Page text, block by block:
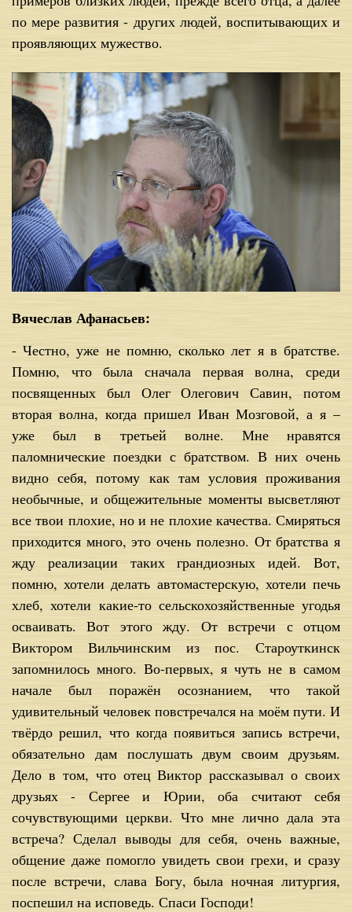
по мере развития - других людей, воспитывающих и
проявляющих мужество.
Вячеслав Афанасьев:
- Честно, уже не помню, сколько лет я в братстве.
Помню, что была сначала первая волна, среди
посвященных был Олег Олегович Савин, потом
вторая волна, когда пришел Иван Мозговой, а я –
уже был в третьей волне. Мне нравятся
паломнические поездки с братством. В них очень
видно себя, потому как там условия проживания
необычные, и общежительные моменты высветляют
все твои плохие, но и не плохие качества. Смиряться
приходится много, это очень полезно. От братства я
жду реализации таких грандиозных идей. Вот,
помню, хотели делать автомастерскую, хотели печь
хлеб, хотели какие-то сельскохозяйственные угодья
осваивать. Вот этого жду. От встречи с отцом
Виктором Вильчинским из пос. Староуткинск
запомнилось много. Во-первых, я чуть не в самом
начале был поражён осознанием, что такой
удивительный человек повстречался на моём пути. И
твёрдо решил, что когда появиться запись встречи,
обязательно дам послушать двум своим друзьям.
Дело в том, что отец Виктор рассказывал о своих
друзьях - Сергее и Юрии, оба считают себя
сочувствующими церкви. Что мне лично дала эта
встреча? Сделал выводы для себя, очень важные,
общение даже помогло увидеть свои грехи, и сразу
после встречи, слава Богу, была ночная литургия,
поспешил на исповедь. Спаси Господи!